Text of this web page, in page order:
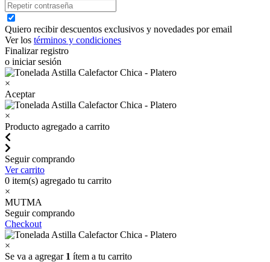
Quiero recibir descuentos exclusivos y novedades por email
Ver los términos y condiciones
Finalizar registro
o iniciar sesión
×
Aceptar
×
Producto agregado a carrito
Seguir comprando
Ver carrito
0 item(s) agregado tu carrito
×
MUTMA
Seguir comprando
Checkout
×
Se va a agregar 1 ítem a tu carrito